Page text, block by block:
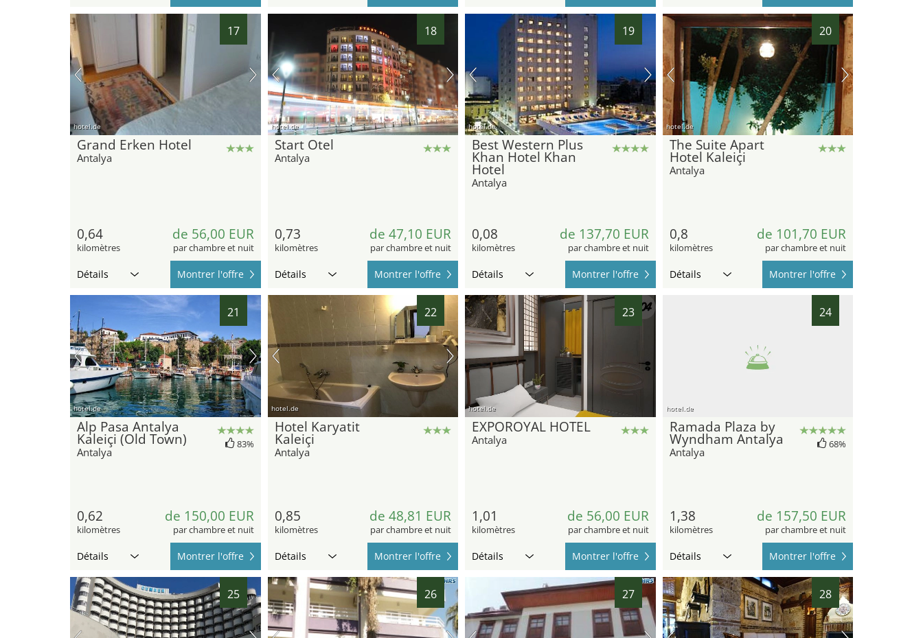
17
hotel.de
Grand Erken Hotel
Antalya
0,64
kilomètres
de 56,00 EUR
par chambre et nuit
Détails Montrer l'offre
18
hotel.de
Start Otel
Antalya
0,73
kilomètres
de 47,10 EUR
par chambre et nuit
Détails Montrer l'offre
19
hotel.de
Best Western Plus
Khan Hotel Khan
Hotel
Antalya
0,08
kilomètres
de 137,70 EUR
par chambre et nuit
Détails Montrer l'offre
20
hotel.de
The Suite Apart
Hotel Kaleiçi
Antalya
0,8
kilomètres
de 101,70 EUR
par chambre et nuit
Détails Montrer l'offre
21
hotel.de
Alp Pasa Antalya
Kaleiçi (Old Town)
Antalya
83%
0,62
kilomètres
de 150,00 EUR
par chambre et nuit
Détails Montrer l'offre
22
hotel.de
Hotel Karyatit
Kaleiçi
Antalya
0,85
kilomètres
de 48,81 EUR
par chambre et nuit
Détails Montrer l'offre
23
hotel.de
EXPOROYAL HOTEL
Antalya
1,01
kilomètres
de 56,00 EUR
par chambre et nuit
Détails Montrer l'offre
24
hotel.de
Ramada Plaza by
Wyndham Antalya
Antalya
68%
1,38
kilomètres
de 157,50 EUR
par chambre et nuit
Détails Montrer l'offre
25 26 27 28